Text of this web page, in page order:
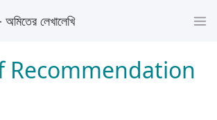
লেখালেখি
Recommendation